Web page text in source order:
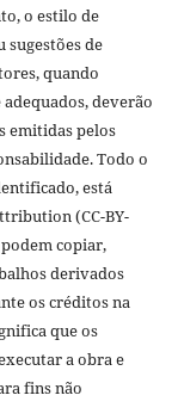
o estilo de
sugestões de
quando
adequados, deverão
emitidas pelos
Todo o
está
(CC-BY-
copiar,
derivados
os créditos na
que os
a obra e
fins não